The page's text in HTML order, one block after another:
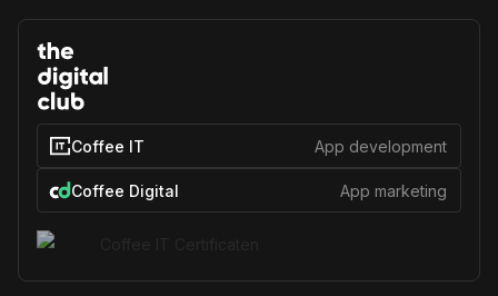
Coffee IT App development
Coffee Digital App marketing